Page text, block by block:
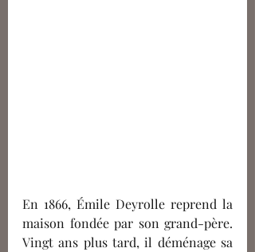
En 1866, Émile Deyrolle reprend la
maison fondée par son grand-père.
Vingt ans plus tard, il déménage sa